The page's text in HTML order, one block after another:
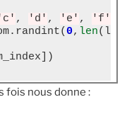
, 'd' , 'e' , 'f'
. randint(0, len
fois nous donne :